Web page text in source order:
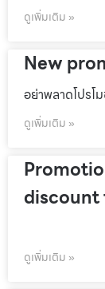
ดูเพิ่มเติม »
New
อย่าพลาดโปรโ
ดูเพิ่มเติม »
discount
ดูเพิ่มเติม »